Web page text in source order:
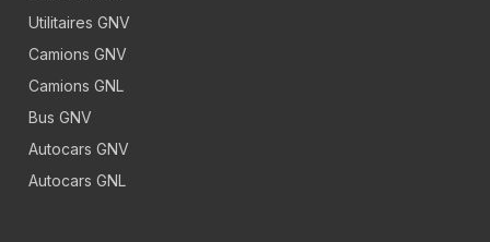
Utilitaires GNV
Camions GNV
Camions GNL
Bus GNV
Autocars GNV
Autocars GNL